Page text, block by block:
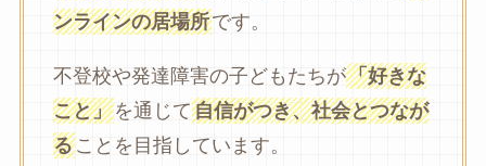
ンラインの居場所です。
不登校や発達障害の子どもたちが「好きな
こと」を通じて自信がつき、社会とつなが
ることを目指しています。